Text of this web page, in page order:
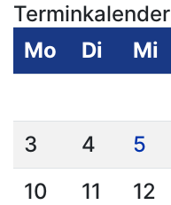
Terminkalender
Mo
Di Mi
3
4 5
10
11 12